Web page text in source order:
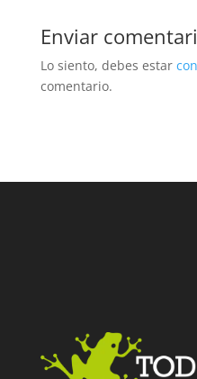
Enviar
Lo siento, debes estar
comentario.